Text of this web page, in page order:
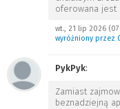
oferowana jest
wt., 21 lip 2026
wyróżniony przez
PykPyk:
Zamiast
beznadziejną